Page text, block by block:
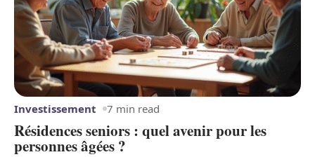
Résidences seniors : quel avenir pour les
personnes âgées ?
Investissement 7 min read